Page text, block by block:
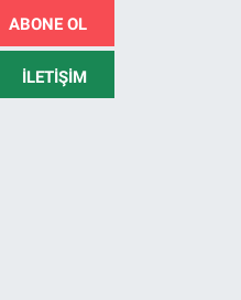
ABONE OL
İLETIŞIM